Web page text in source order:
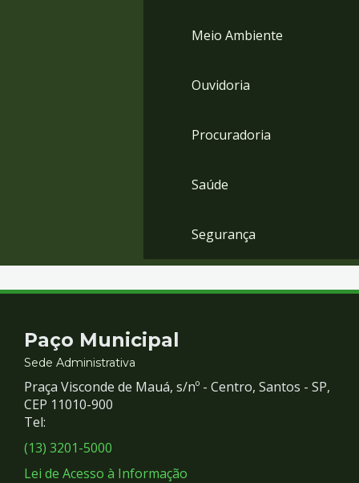
Meio Ambiente
Ouvidoria
Procuradoria
Saúde
Segurança
Contato
e
Redes
Sociais
Paço Municipal
Sede Administrativa
Praça Visconde de Mauá, s/nº - Centro, Santos - SP,
CEP 11010-900
Tel:
(13) 3201-5000
Lei de Acesso à Informação